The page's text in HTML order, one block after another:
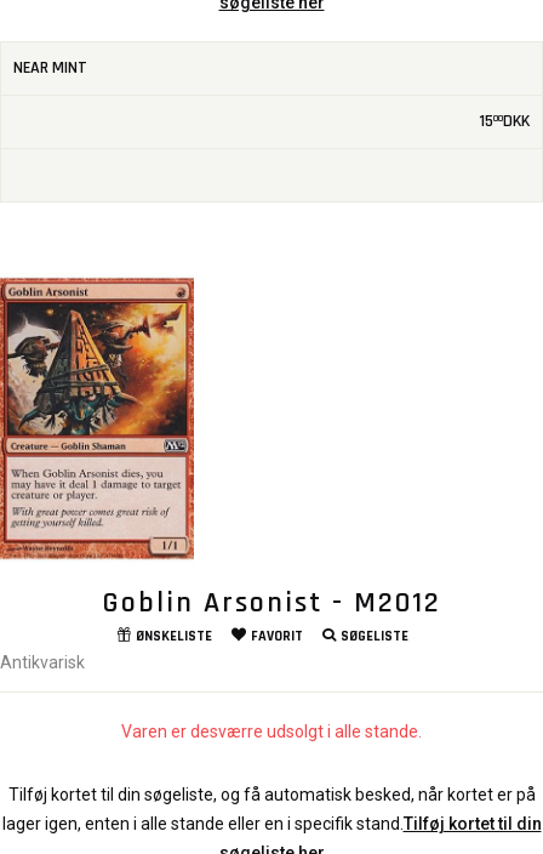
NEAR MINT
1500DKK
Goblin Arsonist - M2012
ØNSKELISTE FAVORIT SØGELISTE
Antikvarisk
Varen er desværre udsolgt i alle stande.
Tilføj kortet til din søgeliste, og få automatisk besked, når kortet er på
lager igen, enten i alle stande eller en i specifik stand. Tilføj kortet til din